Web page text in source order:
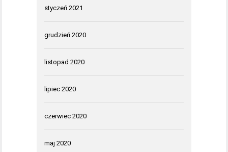
styczeń 2021
grudzień 2020
listopad 2020
lipiec 2020
czerwiec 2020
maj 2020